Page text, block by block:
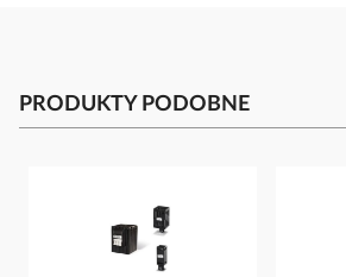
PRODUKTY PODOBNE